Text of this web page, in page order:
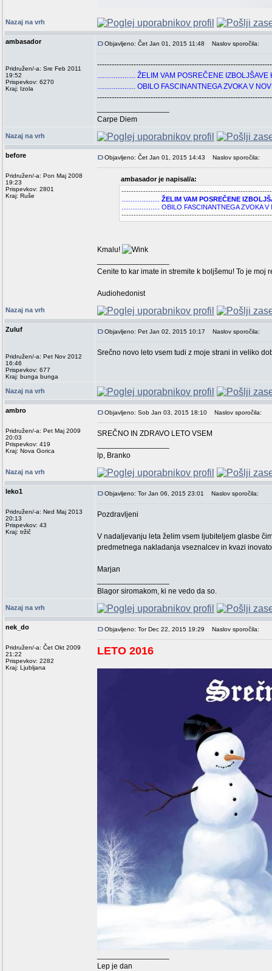
Nazaj na vrh
ambasador
Pridružen/-a: Sre Feb 2011
19:52
Prispevkov: 6270
Kraj: Izola
Objavljeno: Čet Jan 01, 2015 11:48 Naslov sporočila:
..................... ŽELIM VAM POSREČENE IZBOLJŠAVE
..................... OBILO FASCINANTNEGA ZVOKA V
Carpe Diem
Nazaj na vrh
before
Pridružen/-a: Pon Maj 2008
19:23
Prispevkov: 2801
Kraj: Ruše
Objavljeno: Čet Jan 01, 2015 14:43 Naslov sporočila:
ambasador je napisal/a:
ŽELIM VAM POSREČENE
..................... OBILO FASCINANTNEGA ZVOKA
Kmalu!
Cenite to kar imate in stremite k boljšemu! To je moj
Audiohedonist
Nazaj na vrh
Zuluf
Pridružen/-a: Pet Nov 2012
16:46
Prispevkov: 677
Kraj: bunga bunga
Objavljeno: Pet Jan 02, 2015 10:17 Naslov sporočila:
Srečno novo leto vsem tudi z moje strani in veliko
Nazaj na vrh
ambro
Pridružen/-a: Pet Maj 2009
20:03
Prispevkov: 419
Kraj: Nova Gorica
Objavljeno: Sob Jan 03, 2015 18:10 Naslov sporočila:
SREČNO IN ZDRAVO LETO VSEM
lp, Branko
Nazaj na vrh
leko1
Pridružen/-a: Ned Maj 2013
20:13
Prispevkov: 43
Kraj: tržič
Objavljeno: Tor Jan 06, 2015 23:01 Naslov sporočila:
Pozdravljeni
V nadaljevanju leta želim vsem ljubiteljem glasbe
predmetnega nakladanja vseznalcev in kvazi
Marjan
Blagor siromakom, ki ne vedo da so.
Nazaj na vrh
nek_do
Pridružen/-a: Čet Okt 2009
21:22
Prispevkov: 2282
Kraj: Ljubljana
Objavljeno: Tor Dec 22, 2015 19:29 Naslov sporočila:
LETO 2016
Lep je dan